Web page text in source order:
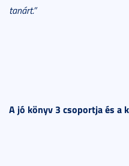
tanárt.”
A jó könyv 3 csoportja és a